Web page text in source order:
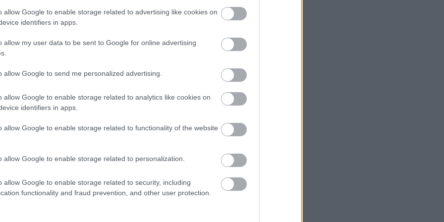
allow Google to enable storage related to advertising like cookies on
identifiers in apps.
allow my user data to be sent to Google for online advertising
allow Google to send me personalized advertising.
allow Google to enable storage related to analytics like cookies on
identifiers in apps.
allow Google to enable storage related to functionality of the website
allow Google to enable storage related to personalization.
allow Google to enable storage related to security, including
functionality and fraud prevention, and other user protection.
mérnökök nem az erőviszonyok azonnali
és fenntartható fejlődési ív
a konstrukció erősségeit,
így már csak a hibrid rendszerből
Bull motorjai láthatóan jobb hatékonyságot
szabályok miatt azonban
rendszereken. A szezon eddigi
az a szabályozási ablak, amely